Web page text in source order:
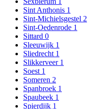
Sint Anthonis 1
Sint-Michielsgestel 2
Sint-Oedenrode 1
Sittard 0
Sleeuwijk 1
Sliedrecht 1
Slikkerveer 1
Soest 1
Someren 2
Spanbroek 1
Spaubeek 1
Spierdijk 1